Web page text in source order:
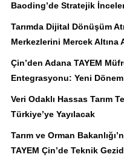
Baoding’de Stratejik
Tarımda Dijital Dönüşüm
Merkezlerini Mercek Altına
Çin’den Adana TAYEM
Entegrasyonu: Yeni
Veri Odaklı Hassas Tarım
Türkiye’ye Yayılacak
Tarım ve Orman
TAYEM Çin’de Teknik